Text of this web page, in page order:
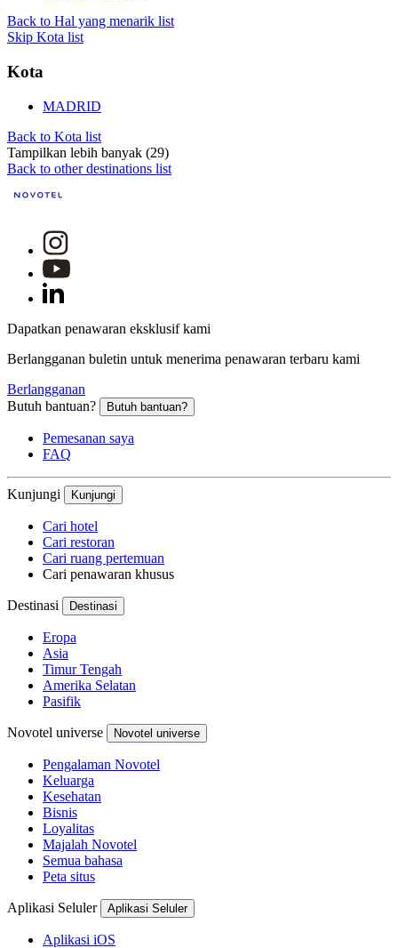
Back to Hal yang menarik list
Skip Kota list
Kota
MADRID
Back to Kota list
Tampilkan lebih banyak (29)
Back to other destinations list
Dapatkan penawaran eksklusif kami
Berlangganan buletin untuk menerima penawaran terbaru kami
Berlangganan
Butuh bantuan?
Butuh bantuan?
Pemesanan saya
FAQ
Kunjungi Kunjungi
Cari hotel
Cari restoran
Cari ruang pertemuan
Cari penawaran khusus
Destinasi Destinasi
Eropa
Asia
Timur Tengah
Amerika Selatan
Pasifik
Novotel universe Novotel universe
Pengalaman Novotel
Keluarga
Kesehatan
Bisnis
Loyalitas
Majalah Novotel
Semua bahasa
Peta situs
Aplikasi Seluler Aplikasi Seluler
Aplikasi iOS